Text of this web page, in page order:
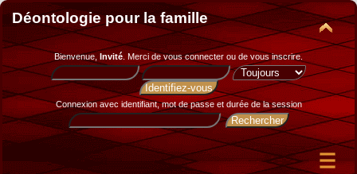
Déontologie pour la famille
Bienvenue, Invité. Merci devous connecter ou de vous inscrire.
Connexion avec identifiant, mot de passe et durée de la session